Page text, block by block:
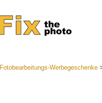
Fotobearbeitungs-Werbegeschenke